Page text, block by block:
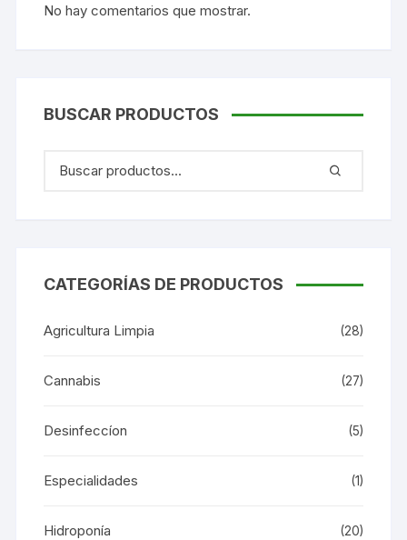
No hay comentarios que mostrar.
BUSCAR PRODUCTOS
CATEGORÍAS DE PRODUCTOS
Agricultura Limpia (28)
Cannabis (27)
Desinfeccíon (5)
Especialidades (1)
Hidroponía (20)